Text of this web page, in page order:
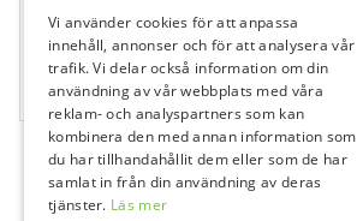
681130
Venus Diamond Art, A5, Kapsel
10 x 0,25 g
Vi använder cookies för att anpassa
innehåll, annonser och för att analysera vår
trafik. Vi delar också information om din
användning av vår webbplats med våra
reklam- och analyspartners som kan
kombinera den med annan information som
du har tillhandahållit dem eller som de har
samlat in från din användning av deras
tjänster. Läs mer